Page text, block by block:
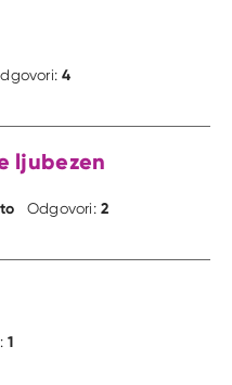
4
ljubezen
Odgovori:2
1